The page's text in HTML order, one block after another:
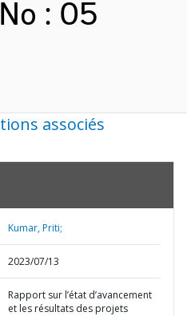
: 05
associés
Kumar, Priti;
2023/07/13
Rapport sur l’état d’avancement
et les résultats des projets